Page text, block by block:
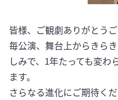
皆様、ご観劇ありがとうご
毎公演、舞台上からきら
しみで、1年たっても変わ
ます。
さらなる進化にご期待くだ